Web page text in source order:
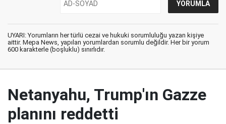
UYARI: Yorumların her türlü cezai ve hukuki sorumluluğu yazan kişiye
aittir. Mepa News, yapılan yorumlardan sorumlu değildir. Her bir yorum
600 karakterle (boşluklu) sınırlıdır.
Netanyahu, Trump'ın Gazze
planını reddetti